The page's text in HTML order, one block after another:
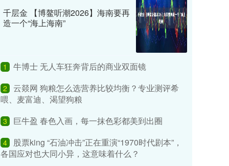
千层金 【博鳌听潮2026】海南要再
造一个“海上海南”
1 牛博士 无人车狂奔背后的商业双面镜
2
云燚网 狗粮怎么选营养比较均衡？专业测评希
喂、麦富迪、渴望狗粮
3 巨牛盈 春色入画，每一抹色彩都美到出圈
4
股票king “石油冲击”正在重演“1970时代剧本”，
各国应对也大同小异，这意味着什么？